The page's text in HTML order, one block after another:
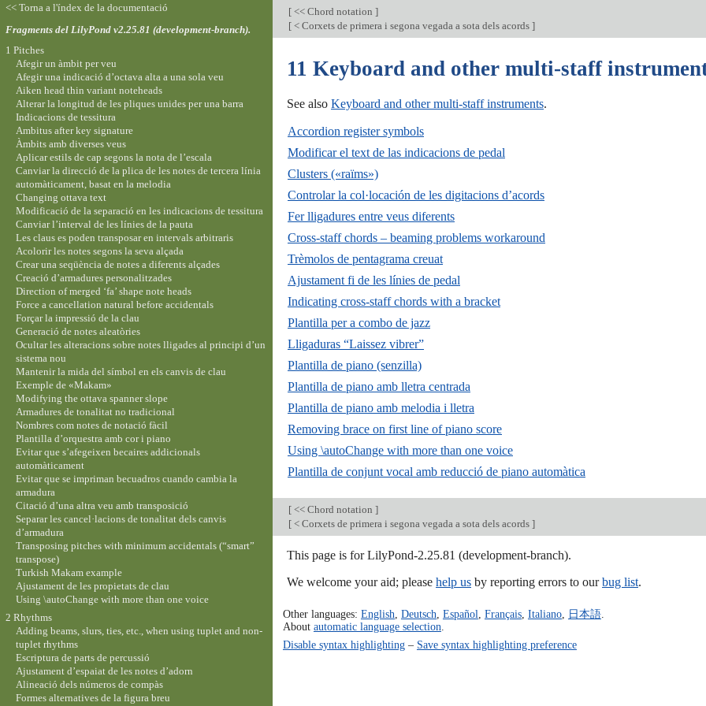
[ << Chord notation ]
[ < Corxets de primera i segona vegada a sota dels acords ]
11 Keyboard and other multi-staff
See also Keyboard and other multi-staff instruments.
Accordion register symbols
Modificar el text de las indicacions de pedal
Clusters («raïms»)
Controlar la col·locación de les digitacions d’acords
Fer lligadures entre veus diferents
Cross-staff chords – beaming problems workaround
Trèmolos de pentagrama creuat
Ajustament fi de les línies de pedal
Indicating cross-staff chords with a bracket
Plantilla per a combo de jazz
Lligaduras “Laissez vibrer”
Plantilla de piano (senzilla)
Plantilla de piano amb lletra centrada
Plantilla de piano amb melodia i lletra
Removing brace on first line of piano score
Using \autoChange with more than one voice
Plantilla de conjunt vocal amb reducció de piano automàtica
[ << Chord notation ]
[ < Corxets de primera i segona vegada a sota dels acords ]
This page is for LilyPond-2.25.81 (development-branch).
We welcome your aid; please help us by reporting errors to ourbug list.
Other languages: English Deutsch Español Français, Italiano, 日本語.
About automatic language selection
Disable syntax highlighting– Save syntax highlighting preference
<< Torna a l'índex de la documentació
Fragments del LilyPond v2.25.81 (development-branch).
1 Pitches
Afegir un àmbit per veu
Afegir una indicació d’octava alta a una sola veu
Aiken head thin variant noteheads
Alterar la longitud de les pliques unides per una barra
Indicacions de tessitura
Ambitus after key signature
Àmbits amb diverses veus
Aplicar estils de cap segons la nota de l’escala
Canviar la direcció de la plica de les notes de tercera línia
automàticament, basat en la melodia
Changing ottava text
Modificació de la separació en les indicacions de tessitura
Canviar l’interval de les línies de la pauta
Les claus es poden transposar en intervals arbitraris
Acolorir les notes segons la seva alçada
Crear una seqüència de notes a diferents alçades
Creació d’armadures personalitzades
Direction of merged ‘fa’ shape note heads
Force a cancellation natural before accidentals
Forçar la impressió de la clau
Generació de notes aleatòries
Ocultar les alteracions sobre notes lligades al principi d’un
sistema nou
Mantenir la mida del símbol en els canvis de clau
Exemple de «Makam»
Modifying the ottava spanner slope
Armadures de tonalitat no tradicional
Nombres com notes de notació fàcil
Plantilla d’orquestra amb cor i piano
Evitar que s’afegeixen becaires addicionals
automàticament
Evitar que se impriman becuadros cuando cambia la
armadura
Citació d’una altra veu amb transposició
Separar les cancel·lacions de tonalitat dels canvis
d’armadura
Transposing pitches with minimum accidentals (“smart”
transpose)
Turkish Makam example
Ajustament de les propietats de clau
Using \autoChange with more than one voice
2 Rhythms
Adding beams, slurs, ties, etc., when using tuplet and non-
tuplet rhythms
Escriptura de parts de percussió
Ajustament d’espaiat de les notes d’adorn
Alineació dels números de compàs
Formes alternatives de la figura breu